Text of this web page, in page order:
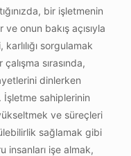
bir işletmenin
onun bakış açısıyla
sorgulamak
sırasında,
dinlerken
sahiplerinin
ve süreçleri
sağlamak gibi
insanları işe almak,